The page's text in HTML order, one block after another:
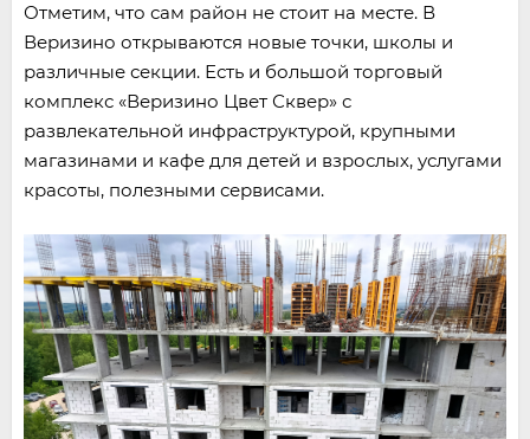
Отметим, что сам район не стоит на месте. В
Веризино открываются новые точки, школы и
различные секции. Есть и большой торговый
комплекс «Веризино Цвет Сквер» с
развлекательной инфраструктурой, крупными
магазинами и кафе для детей и взрослых, услугами
красоты, полезными сервисами.